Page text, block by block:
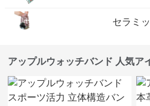
セラミ
アップルウォッチバンド 人気ア